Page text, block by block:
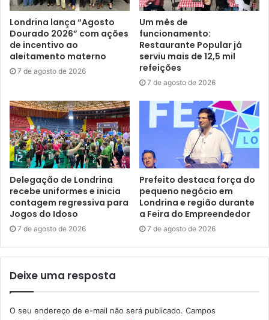
distritos nos próximos quatro anos”, citou.
Canhada lembrou também que, desde o primeiro mandato
do prefeito Marcelo Belinati, a Prefeitura tem investido em
melhorias e desenvolvimento para a população que reside
importantes nas nossas estadas rurais, com maquinário e
recursos humanos; construção de creches e reformas nas
UBSs; mais as obras de infraestrutura e recape em vários
distritos, que hoje têm 100% de iluminação pública em
LED. É um trabalho contínuo para retribuir, ao homem do
campo, com o muito que eles colaboram para a cidade de
Londrina”, afirmou.
Londrina lança “Agosto
Dourado 2026” com ações
de incentivo ao
aleitamento materno
7 de agosto de 2026
Um mês de
funcionamento:
Restaurante Popular já
serviu mais de 12,5 mil
refeições
7 de agosto de 2026
Delegação de Londrina
recebe uniformes e inicia
contagem regressiva para
Jogos do Idoso
7 de agosto de 2026
Prefeito destaca força do
pequeno negócio em
Londrina e região durante
a Feira do Empreendedor
7 de agosto de 2026
Deixe uma resposta
O seu endereço de e-mail não será publicado. Campos